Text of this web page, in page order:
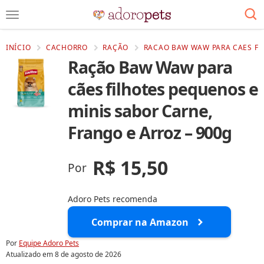
INÍCIO CACHORRO RAÇÃO RACAO BAW WAW PARA CAES
Ração Baw Waw para
cães filhotes pequenos e
minis sabor Carne,
Frango e Arroz – 900g
Por R$ 15,50
Adoro Pets recomenda
Comprar na Amazon
Por Equipe Adoro Pets
Atualizado em8 de agosto de 2026